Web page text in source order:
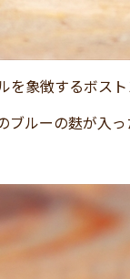
を象徴するボスト
ブルーの麩が入